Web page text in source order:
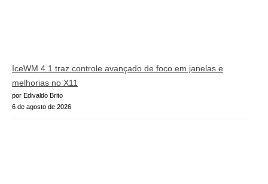
IceWM 4.1 traz controle avançado de foco em janelas e
melhorias no X11
por Edivaldo Brito
6 de agosto de 2026